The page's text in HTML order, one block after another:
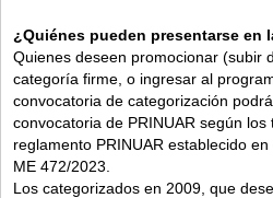
¿Quiénes pueden presentarse en
Quienes deseen promocionar (subir
categoría firme, o ingresar al
convocatoria de categorización
convocatoria de PRINUAR según
reglamento PRINUAR establecido
ME 472/2023.
Los categorizados en 2009, que